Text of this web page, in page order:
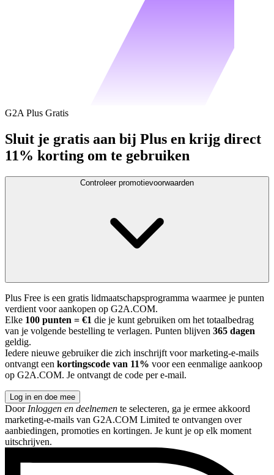
G2A Plus Gratis
Sluit je gratis aan bij Plus en krijg direct
11% korting om te gebruiken
Controleer promotievoorwaarden
Plus Free is een gratis lidmaatschapsprogramma waarmee je punten
verdient voor aankopen op G2A.COM.
Elke 100 punten = €1 die je kunt gebruiken om het totaalbedrag
van je volgende bestelling te verlagen. Punten blijven 365 dagen
geldig.
Iedere nieuwe gebruiker die zich inschrijft voor marketing-e-mails
ontvangt een kortingscode van 11% voor een eenmalige aankoop
op G2A.COM. Je ontvangt de code per e-mail.
Log in en doe mee
Door Inloggen en deelnemen te selecteren, ga je ermee akkoord
marketing-e-mails van G2A.COM Limited te ontvangen over
aanbiedingen, promoties en kortingen. Je kunt je op elk moment
uitschrijven.